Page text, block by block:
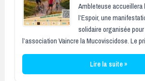
Ambleteuse accueillera
l’Espoir, une
solidaire organisée
l’association Vaincre la Mucoviscidose. Le
Lire la suite »